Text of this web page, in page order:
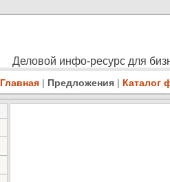
Деловой инфо-ресурс для
Главная | Предложения | Каталог